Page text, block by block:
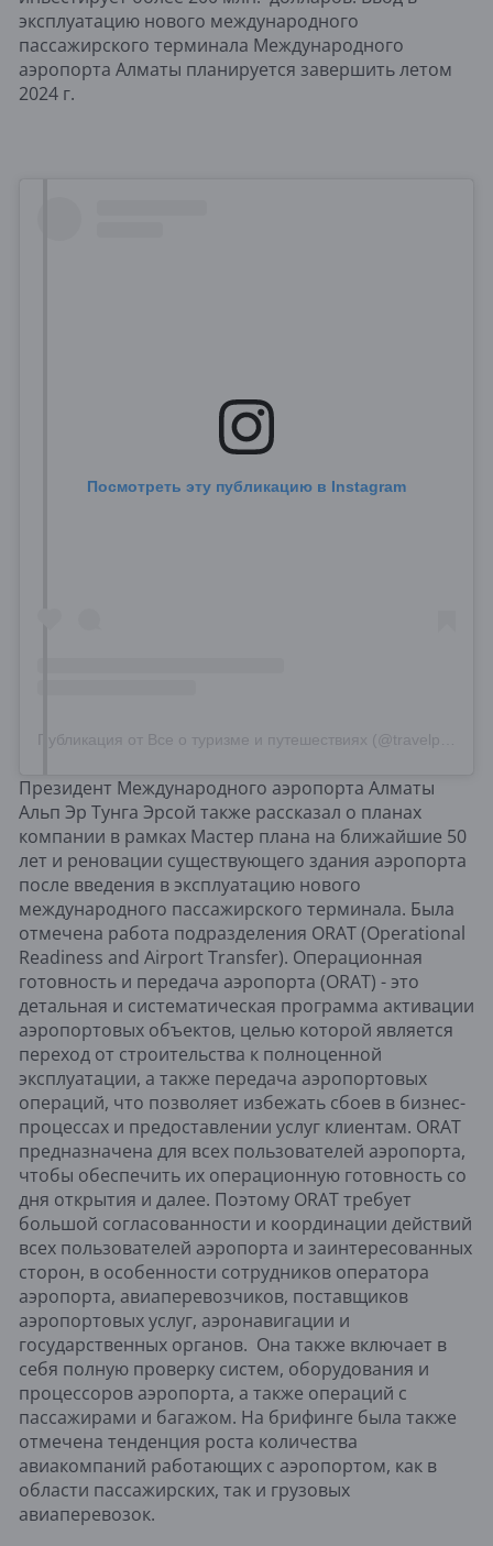
эксплуатацию нового международного
пассажирского терминала Международного
аэропорта Алматы планируется завершить летом
2024 г.
Посмотреть эту публикацию в Instagram
Президент Международного аэропорта Алматы
Альп Эр Тунга Эрсой также рассказал о планах
компании в рамках Мастер плана на ближайшие 50
лет и реновации существующего здания аэропорта
после введения в эксплуатацию нового
международного пассажирского терминала. Была
отмечена работа подразделения ORAT (Operational
Readiness and Airport Transfer). Операционная
готовность и передача аэропорта (ORAT) - это
детальная и систематическая программа активации
аэропортовых объектов, целью которой является
переход от строительства к полноценной
эксплуатации, а также передача аэропортовых
операций, что позволяет избежать сбоев в бизнес-
процессах и предоставлении услуг клиентам. ORAT
предназначена для всех пользователей аэропорта,
чтобы обеспечить их операционную готовность со
дня открытия и далее. Поэтому ORAT требует
большой согласованности и координации действий
всех пользователей аэропорта и заинтересованных
сторон, в особенности сотрудников оператора
аэропорта, авиаперевозчиков, поставщиков
аэропортовых услуг, аэронавигации и
государственных органов. Она также включает в
себя полную проверку систем, оборудования и
процессоров аэропорта, а также операций с
пассажирами и багажом. На брифинге была также
отмечена тенденция роста количества
авиакомпаний работающих с аэропортом, как в
области пассажирских, так и грузовых
авиаперевозок.